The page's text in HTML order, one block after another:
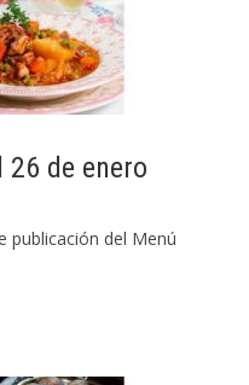
de enero
publicación del Menú